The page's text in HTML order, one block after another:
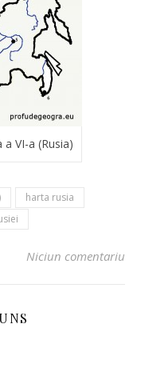
VI-a (Rusia)
harta rusia
Niciun comentariu